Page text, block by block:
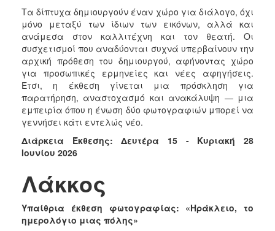
Τα δίπτυχα δημιουργούν έναν χώρο για διάλογο, όχι
μόνο μεταξύ των ίδιων των εικόνων, αλλά και
ανάμεσα στον καλλιτέχνη και τον θεατή. Οι
συσχετισμοί που αναδύονται συχνά υπερβαίνουν την
αρχική πρόθεση του δημιουργού, αφήνοντας χώρο
για προσωπικές ερμηνείες και νέες αφηγήσεις.
Έτσι, η έκθεση γίνεται μια πρόσκληση για
παρατήρηση, αναστοχασμό και ανακάλυψη — μια
εμπειρία όπου η ένωση δύο φωτογραφιών μπορεί να
γεννήσει κάτι εντελώς νέο.
Διάρκεια Έκθεσης: Δευτέρα 15 - Κυριακή 28
Ιουνίου 2026
Λάκκος
Υπαίθρια έκθεση φωτογραφίας: «Ηράκλειο, το
ημερολόγιο μιας πόλης»